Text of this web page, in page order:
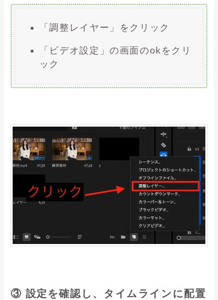
「調整レイヤー」をクリック
「ビデオ設定」の画面のokをクリ
ック
③ 設定を確認し、タイムラインに配置